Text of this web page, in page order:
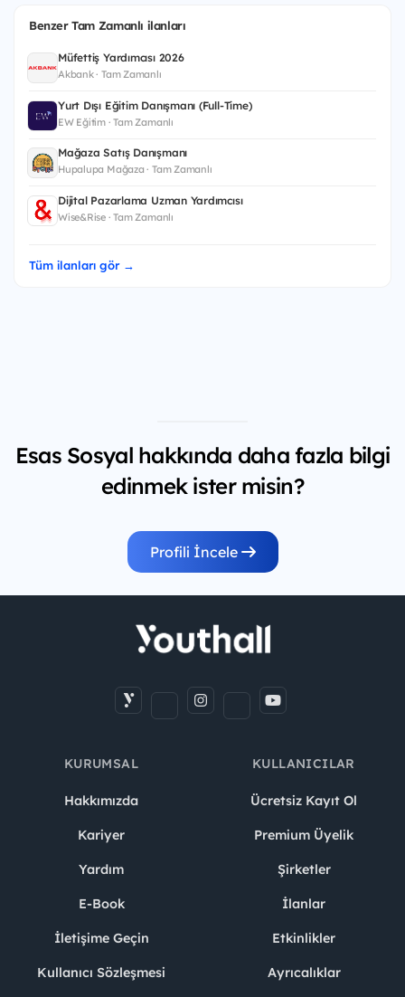
Benzer Tam Zamanlı ilanları
Müfettiş Yardımcısı 2026
Akbank · Tam Zamanlı
Yurt Dışı Eğitim Danışmanı (Full-Time)
EW Eğitim · Tam Zamanlı
Mağaza Satış Danışmanı
Hupalupa Mağaza · Tam Zamanlı
Dijital Pazarlama Uzman Yardımcısı
Wise&Rise · Tam Zamanlı
Tüm ilanları gör →
Esas Sosyal hakkında daha fazla bilgi
edinmek ister misin?
Profili İncele
KURUMSAL
Hakkımızda
Kariyer
Yardım
E-Book
İletişime Geçin
Kullanıcı Sözleşmesi
KULLANICILAR
Ücretsiz Kayıt Ol
Premium Üyelik
Şirketler
İlanlar
Etkinlikler
Ayrıcalıklar